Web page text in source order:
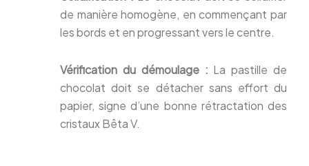
de manière homogène, en commençant par
les bords et en progressant vers le centre.
Vérification du démoulage : La pastille de
chocolat doit se détacher sans effort du
papier, signe d’une bonne rétractation des
cristaux Bêta V.